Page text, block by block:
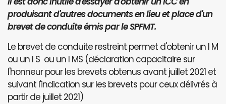
produisant d'autres documents en lieu et place d'un
brevet de conduite émis par le SPFMT.
Le brevet de conduite restreint permet d'obtenir un I M
ou un I S ou un I MS (déclaration capacitaire sur
l'honneur pour les brevets obtenus avant juillet 2021 et
suivant l'indication sur les brevets pour ceux délivrés à
partir de juillet 2021)